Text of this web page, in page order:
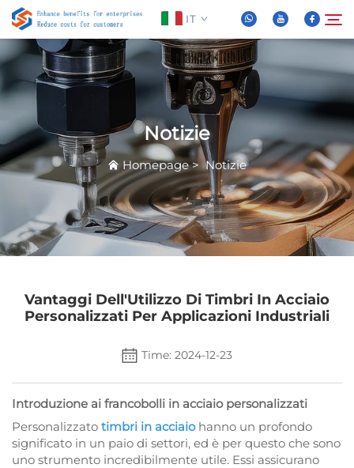
IT
Chi Siamo
Prodotti
Notizie
FAQ
Cerca
Notizie
Homepage> Notizie
Vantaggi Dell'Utilizzo Di Timbri In Acciaio
Personalizzati Per Applicazioni Industriali
Time: 2024-12-23
Introduzione ai francobolli in acciaio personalizzati
Personalizzato timbri in acciaio hanno un profondo
significato in un paio di settori, ed è per questo che sono
uno strumento incredibilmente utile. Essi assicurano